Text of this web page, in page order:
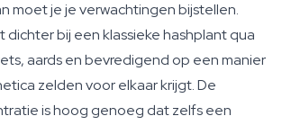
moet je je verwachtingen bijstellen.
dichter bij een klassieke hashplant qua
aards en bevredigend op een manier
zelden voor elkaar krijgt. De
is hoog genoeg dat zelfs een